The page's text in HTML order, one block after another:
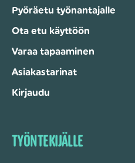
Pyöräetu työnantajalle
Ota etu käyttöön
Varaa tapaaminen
Asiakastarinat
Kirjaudu
TYÖNTEKIJÄLLE